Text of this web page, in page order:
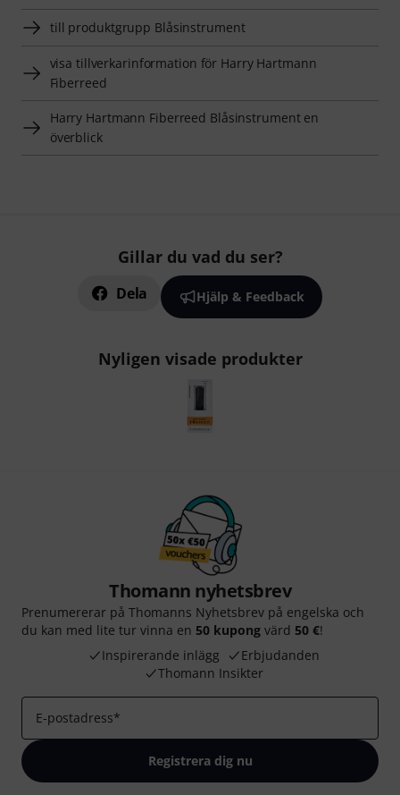
till produktgrupp Blåsinstrument
visa tillverkarinformation för Harry Hartmann
Fiberreed
Harry Hartmann Fiberreed Blåsinstrument en
överblick
Gillar du vad du ser?
Dela Hjälp & Feedback
Nyligen visade produkter
Thomann nyhetsbrev
Prenumererar på Thomanns Nyhetsbrev på engelska och
du kan med lite tur vinna en 50 kupong värd 50 €!
Inspirerande inlägg
Erbjudanden
Thomann Insikter
E-postadress*
Registrera dig nu